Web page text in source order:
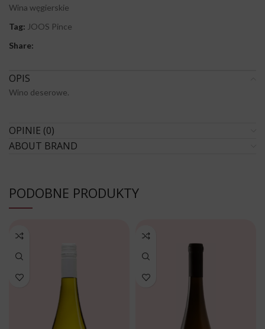
Wina węgierskie
Tag: JOOS Pince
Share:
OPIS
Wino deserowe.
OPINIE (0)
ABOUT BRAND
PODOBNE PRODUKTY